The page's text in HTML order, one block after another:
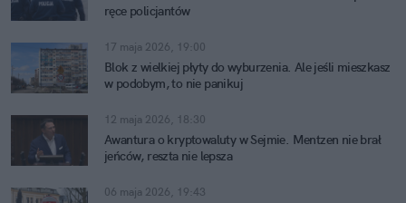
ręce policjantów
17 maja 2026, 19:00
Blok z wielkiej płyty do wyburzenia. Ale jeśli mieszkasz
w podobym, to nie panikuj
12 maja 2026, 18:30
Awantura o kryptowaluty w Sejmie. Mentzen nie brał
jeńców, reszta nie lepsza
06 maja 2026, 19:43